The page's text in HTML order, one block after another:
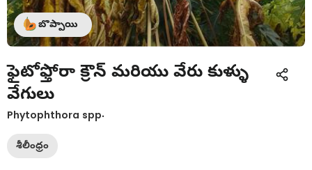
బొప్పాయి
ఫైటోఫ్తోరా క్రౌన్ మరియు వేరు కుళ్ళు
వేగులు
Phytophthora spp.
శీలీంధ్రం